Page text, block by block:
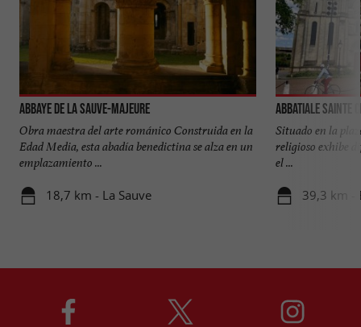
Abbaye de La Sauve-Majeure
Obra maestra del arte románico Construida en la
Edad Media, esta abadía benedictina se alza en un
emplazamiento ...
18,7 km - La Sauve
Abbatiale Sainte
Situado en la
religioso exhibe
el ...
39,3 km -